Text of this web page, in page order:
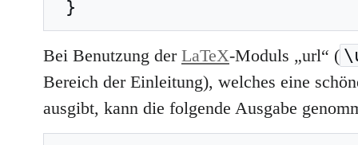
Bei Benutzung der LaTeX-Moduls „url“ (
Bereich der Einleitung), welches eine
ausgibt, kann die folgende Ausgabe